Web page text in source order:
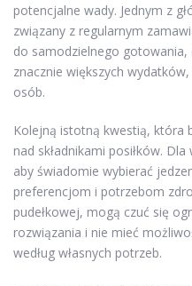
potencjalne wady. Jednym z
związany z regularnym
do samodzielnego gotowania,
znacznie większych
osób.
Kolejną istotną kwestią, która
nad składnikami posiłków.
aby świadomie wybierać
preferencjom i potrzebom
pudełkowej, mogą czuć się
rozwiązania i nie mieć
według własnych potrzeb.